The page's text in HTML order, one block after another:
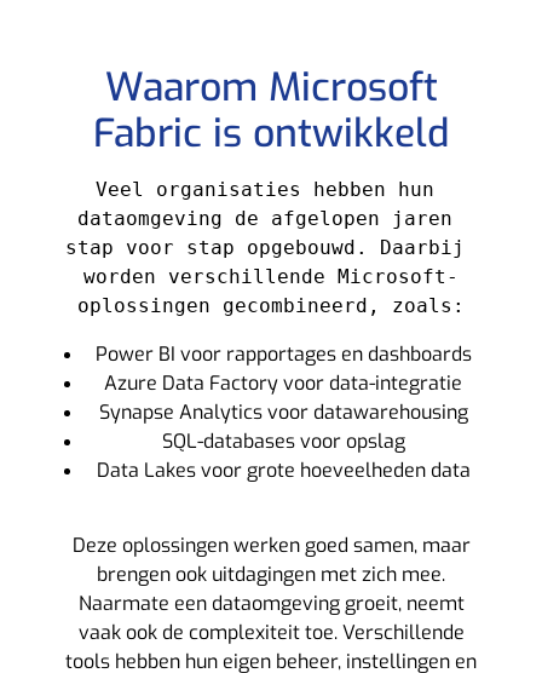
Waarom Microsoft
Fabric is ontwikkeld
Veel organisaties hebben hun
dataomgeving de afgelopen jaren
stap voor stap opgebouwd. Daarbij
worden verschillende Microsoft-
oplossingen gecombineerd, zoals:
Power BI voor rapportages en dashboards
Azure Data Factory voor data-integratie
Synapse Analytics voor datawarehousing
SQL-databases voor opslag
Data Lakes voor grote hoeveelheden data
Deze oplossingen werken goed samen, maar
brengen ook uitdagingen met zich mee.
Naarmate een dataomgeving groeit, neemt
vaak ook de complexiteit toe. Verschillende
tools hebben hun eigen beheer, instellingen en